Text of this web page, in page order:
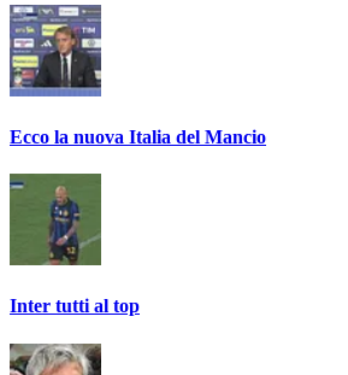
Ecco la nuova Italia del Mancio
Inter tutti al top